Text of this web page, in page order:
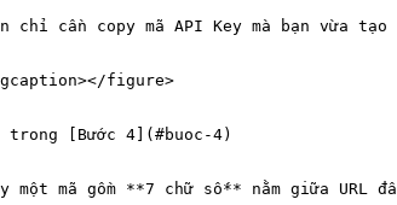
chỉ cần copy mã API Key mà bạn vừa
figure>
trong [Bước 4](#buoc-4)
mã gồm **7 chữ số** nằm giữa URL